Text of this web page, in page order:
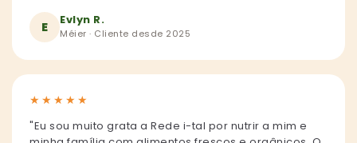
E Evlyn R.
Méier · Cliente desde 2025
★ ★ ★ ★ ★
"Eu sou muito grata a Rede i-tal por nutrir a mim e